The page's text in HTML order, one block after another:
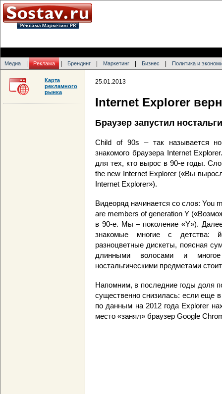
Медиа Реклама Брендинг Маркетинг Бизнес Политика и
25.01.2013
Internet Explorer
Браузер запустил
Child of 90s – так называется
знакомого браузера Internet
для тех, кто вырос в 90-е годы.
the new Internet Explorer («Вы
Internet Explorer»).
Видеоряд начинается со слов: You
are members of generation Y
в 90-е. Мы – поколение «Y»).
знакомые многие с детства:
разноцветные дискеты, поясная
длинными волосами и
ностальгическими предметами
Напомним, в последние годы доля
существенно снизилась: если еще
по данным на 2012 года Explorer
место «занял» браузер Google
Карта
рекламного
рынка